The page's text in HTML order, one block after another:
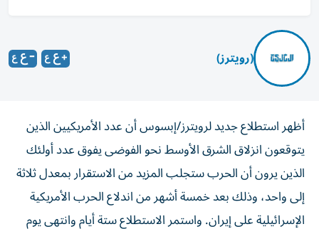
(رويترز)
أظهر استطلاع جديد لرويترز/إبسوس أن عدد الأمريكيين الذين
يتوقعون انزلاق الشرق الأوسط نحو الفوضى يفوق عدد أولئك
الذين يرون أن الحرب ستجلب المزيد من الاستقرار بمعدل ثلاثة
إلى واحد، وذلك بعد خمسة ‌أشهر من اندلاع الحرب الأمريكية
الإسرائيلية على إيران. واستمر الاستطلاع ستة أيام وانتهى يوم